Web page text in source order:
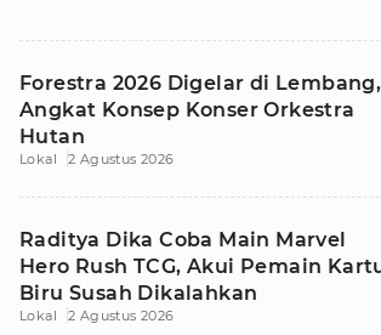
Forestra 2026 Digelar di Lembang,
Angkat Konsep Konser Orkestra
Hutan
Lokal 2 Agustus 2026
Raditya Dika Coba Main Marvel
Hero Rush TCG, Akui Pemain
Biru Susah Dikalahkan
Lokal 2 Agustus 2026